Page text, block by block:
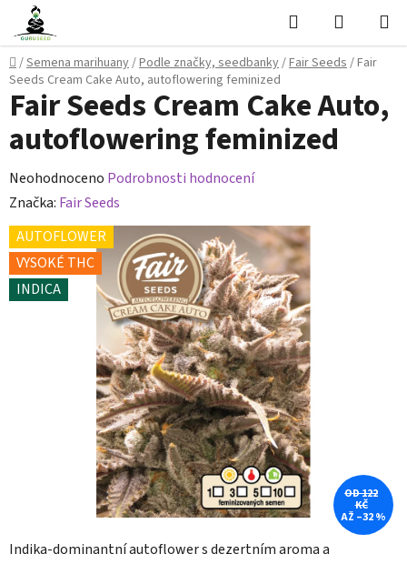
Přejít
obsah
Hledat
KOŠÍK
Domů
/Semena marihuany/Podle značky, seedbanky/Fair Seeds/Fair
Seeds Cream Cake Auto, autoflowering feminized
Indika-dominantní autoflower s dezertním aroma a
Fair Seeds Cream Cake Auto,
autoflowering feminized
Průměrné
hodnocení
produktu
je
0,0
z
Neohodnoceno Podrobnosti hodnocení
Značka: Fair Seeds
AUTOFLOWER
VYSOKÉ THC
INDICA
OD 122
KČ
AŽ –32 %